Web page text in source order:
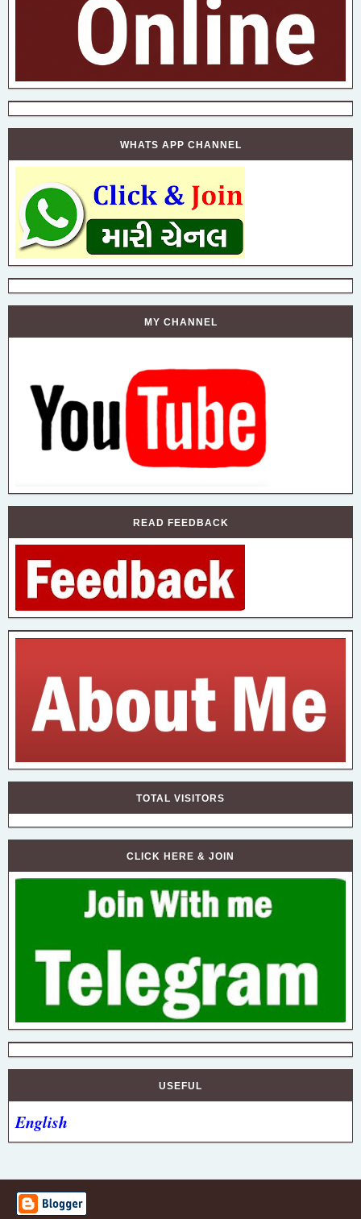
WHATS APP CHANNEL
MY CHANNEL
READ FEEDBACK
TOTAL VISITORS
CLICK HERE & JOIN
USEFUL
English